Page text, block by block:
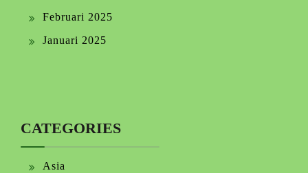
Februari 2025
Januari 2025
CATEGORIES
Asia